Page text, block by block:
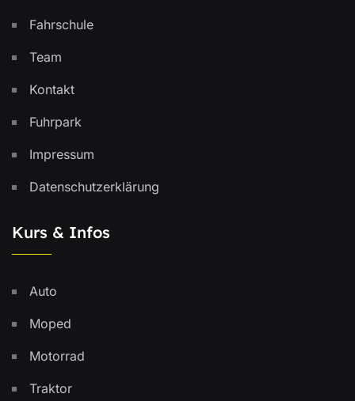
Fahrschule
Team
Kontakt
Fuhrpark
Impressum
Datenschutzerklärung
Kurs & Infos
Auto
Moped
Motorrad
Traktor